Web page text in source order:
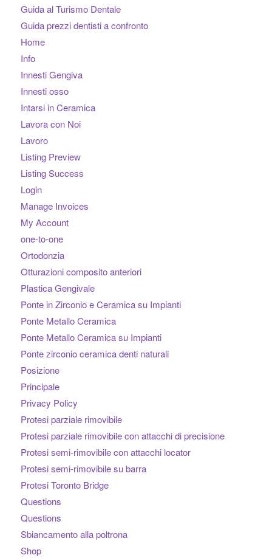
Guida al Turismo Dentale
Guida prezzi dentisti a confronto
Home
Info
Innesti Gengiva
Innesti osso
Intarsi in Ceramica
Lavora con Noi
Lavoro
Listing Preview
Listing Success
Login
Manage Invoices
My Account
one-to-one
Ortodonzia
Otturazioni composito anteriori
Plastica Gengivale
Ponte in Zirconio e Ceramica su Impianti
Ponte Metallo Ceramica
Ponte Metallo Ceramica su Impianti
Ponte zirconio ceramica denti naturali
Posizione
Principale
Privacy Policy
Protesi parziale rimovibile
Protesi parziale rimovibile con attacchi di precisione
Protesi semi-rimovibile con attacchi locator
Protesi semi-rimovibile su barra
Protesi Toronto Bridge
Questions
Questions
Sbiancamento alla poltrona
Shop